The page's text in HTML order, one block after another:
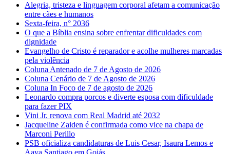
Alegria, tristeza e linguagem corporal afetam a comunicação
entre cães e humanos
Sexta-feira, n° 2036
O que a Bíblia ensina sobre enfrentar dificuldades com
dignidade
Evangelho de Cristo é reparador e acolhe mulheres marcadas
pela violência
Coluna Antenado de 7 de Agosto de 2026
Coluna Cenário de 7 de Agosto de 2026
Coluna In Foco de 7 de agosto de 2026
Leonardo compra porcos e diverte esposa com dificuldade
para fazer PIX
Vini Jr. renova com Real Madrid até 2032
Jacqueline Zaiden é confirmada como vice na chapa de
Marconi Perillo
PSB oficializa candidaturas de Luis Cesar, Isaura Lemos e
Aava Santiago em Goiás